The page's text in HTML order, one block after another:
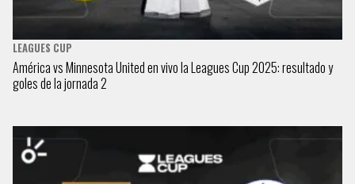
LEAGUES CUP
América vs Minnesota United en vivo la Leagues Cup 2025: resultado y
goles de la jornada 2